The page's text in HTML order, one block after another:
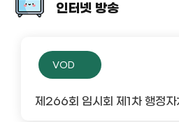
인터넷 방송
VOD
제266회 임시회 제1차 행정자